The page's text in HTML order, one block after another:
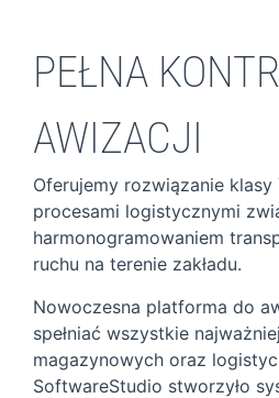
PEŁNA
AWIZACJI
Oferujemy rozwiązanie
procesami logistycznymi
harmonogramowaniem
ruchu na terenie zakładu.
Nowoczesna platforma do
spełniać wszystkie
magazynowych oraz
SoftwareStudio stworzyło